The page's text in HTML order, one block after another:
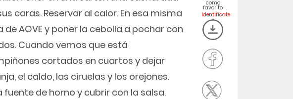
caras. Reservar al calor. En esa misma
AOVE y poner la cebolla a pochar con
Cuando vemos que está
cortados en cuartos y dejar
el caldo, las ciruelas y los orejones.
de horno y cubrir con la salsa.
como
favorito